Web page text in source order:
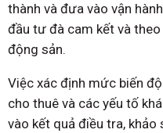
thành và đưa vào vận
đầu tư đà cam kết và
động sản.
Việc xác định mức biến
cho thuê và các yếu tố
vào kết quả điều tra,